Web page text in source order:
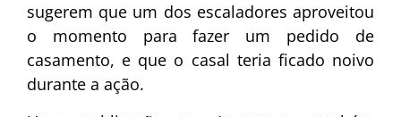
sugerem que um dos escaladores aproveitou
o momento para fazer um pedido de
casamento, e que o casal teria ficado noivo
durante a ação.